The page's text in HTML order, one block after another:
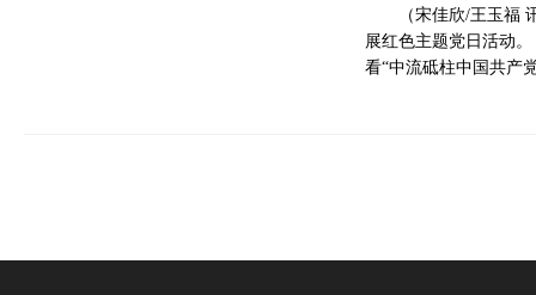
（宋佳欣/王玉福
展红色主题党日活动
看“中流砥柱中国共产